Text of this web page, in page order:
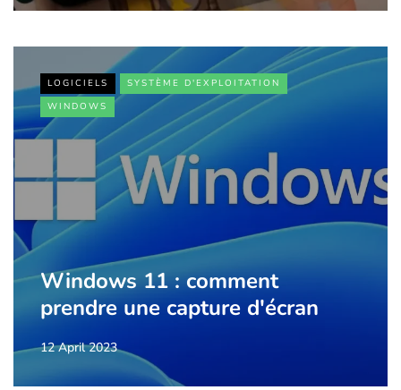
LOGICIELS
SYSTÈME D'EXPLOITATION
WINDOWS
Windows 11 : comment
prendre une capture d'écran
12 April 2023